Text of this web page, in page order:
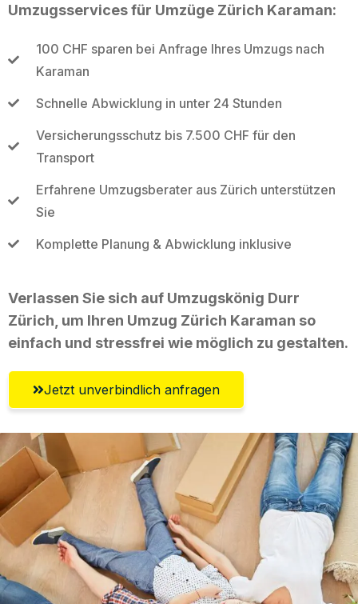
Umzugsservices für Umzüge Zürich Karaman:
100 CHF sparen bei Anfrage Ihres Umzugs nach
Karaman
Schnelle Abwicklung in unter 24 Stunden
Versicherungsschutz bis 7.500 CHF für den
Transport
Erfahrene Umzugsberater aus Zürich unterstützen
Sie
Komplette Planung & Abwicklung inklusive
Verlassen Sie sich auf Umzugskönig Durr
Zürich, um Ihren Umzug Zürich Karaman so
einfach und stressfrei wie möglich zu gestalten.
Jetzt unverbindlich anfragen